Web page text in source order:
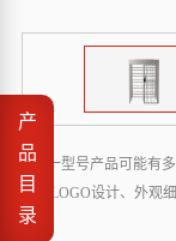
* 同一型号产品可能有
数、LOGO设计、外观
产
品
目
录